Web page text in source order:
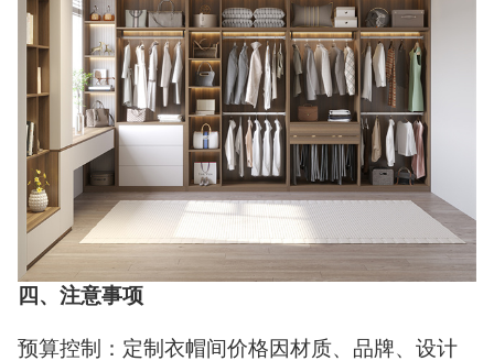
四、注意事项
预算控制：定制衣帽间价格因材质、品牌、设计